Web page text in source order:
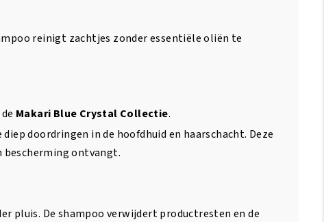
reinigt zachtjes zonder essentiële oliën te
Makari Blue Crystal Collectie.
diep doordringen in de hoofdhuid en haarschacht. Deze
bescherming ontvangt.
pluis. De shampoo verwijdert productresten en de